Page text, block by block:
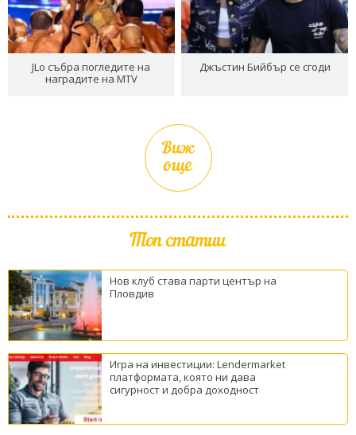
JLo събра погледите на
наградите на MTV
Джъстин Бийбър се сгоди
Виж
още
Топ статии
Нов клуб става парти център на
Пловдив
Игра на инвестиции: Lendermarket
платформата, която ни дава
сигурност и добра доходност